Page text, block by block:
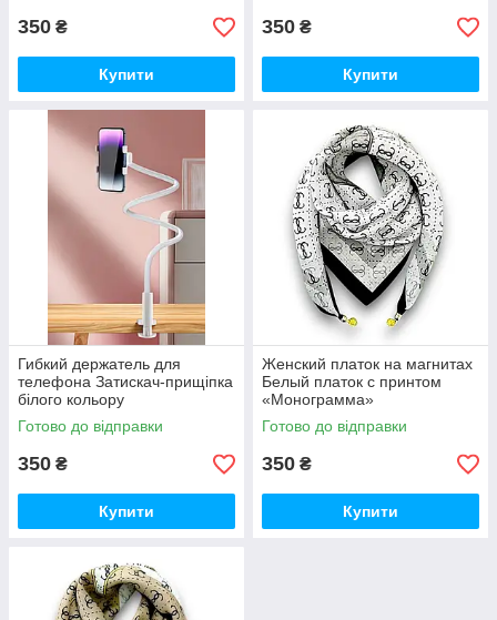
350 ₴
Купити
350 ₴
Купити
Гибкий держатель для
телефона Затискач-прищіпка
білого кольору
Готово до відправки
350 ₴
Купити
Женский платок на магнитах
Белый платок с принтом
«Монограмма»
Готово до відправки
350 ₴
Купити